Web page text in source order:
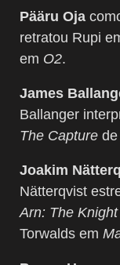
Pääru Oja
retratou Rupi
em O2.
James
Ballanger
The Capture
Joakim
Nätterqvist
Arn: The
Torwalds em